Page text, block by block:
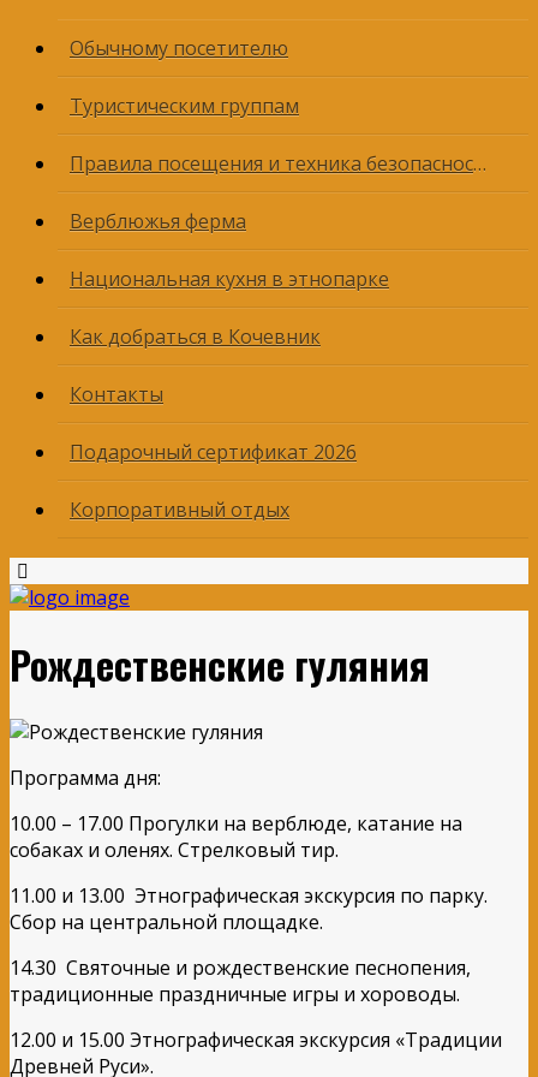
Обычному посетителю
Туристическим группам
Правила посещения и техника безопасности
Верблюжья ферма
Национальная кухня в этнопарке
Как добраться в Кочевник
Контакты
Подарочный сертификат 2026
Корпоративный отдых
Рождественские гуляния
Программа дня:
10.00 – 17.00 Прогулки на верблюде, катание на
собаках и оленях. Стрелковый тир.
11.00 и 13.00 Этнографическая экскурсия по парку.
Сбор на центральной площадке.
14.30 Святочные и рождественские песнопения,
традиционные праздничные игры и хороводы.
12.00 и 15.00 Этнографическая экскурсия «Традиции
Древней Руси».